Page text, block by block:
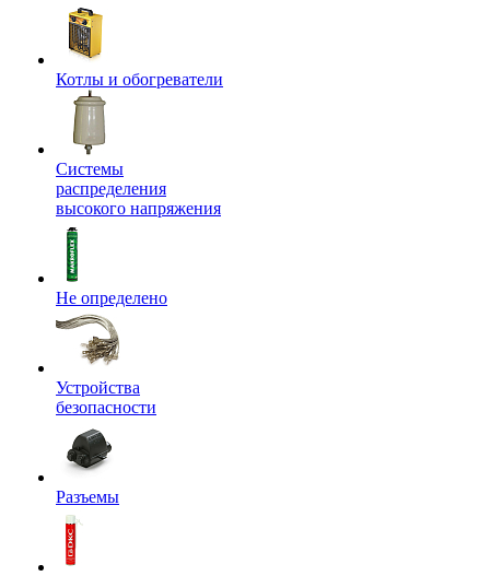
Котлы и обогреватели
Системы
распределения
высокого напряжения
Не определено
Устройства
безопасности
Разъемы